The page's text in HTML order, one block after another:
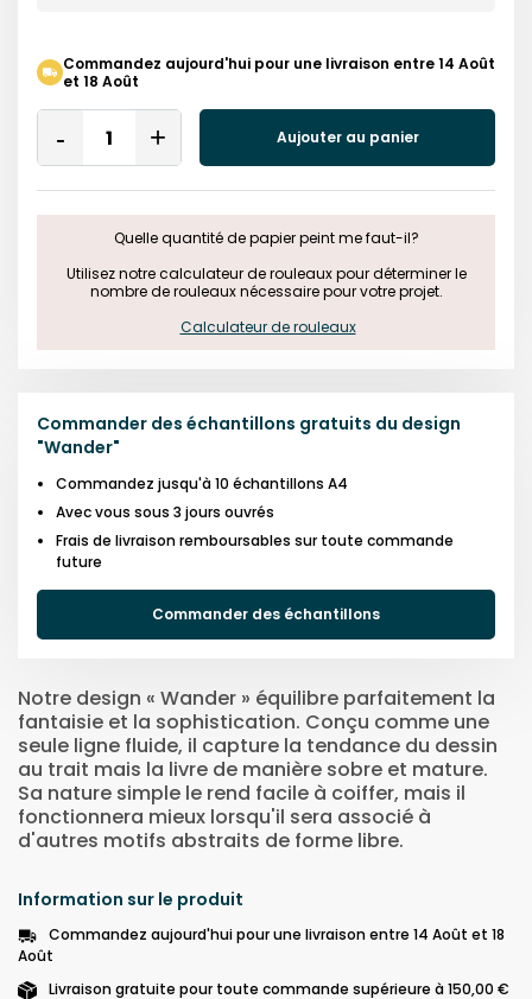
Commandez aujourd'hui pour une livraison entre 14 Août
et 18 Août
Quantity
Remove
One
Add
One
Aujouter au panier
Quelle quantité de papier peint me faut-il?
Utilisez notre calculateur de rouleaux pour déterminer le
nombre de rouleaux nécessaire pour votre projet.
Calculateur de rouleaux
Commander des échantillons gratuits du design
"Wander"
Commandez jusqu'à 10 échantillons A4
Avec vous sous 3 jours ouvrés
Frais de livraison remboursables sur toute commande
future
Commander des échantillons
Notre design « Wander » équilibre parfaitement la
fantaisie et la sophistication. Conçu comme une
seule ligne fluide, il capture la tendance du dessin
au trait mais la livre de manière sobre et mature.
Sa nature simple le rend facile à coiffer, mais il
fonctionnera mieux lorsqu'il sera associé à
d'autres motifs abstraits de forme libre.
Information sur le produit
Commandez aujourd'hui pour une livraison entre 14 Août et 18
Août
Livraison gratuite pour toute commande supérieure à 150,00 €